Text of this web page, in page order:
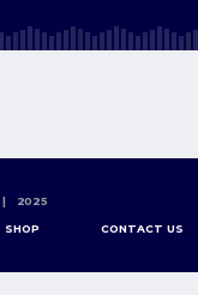
| 2025
SHOP CONTACT US